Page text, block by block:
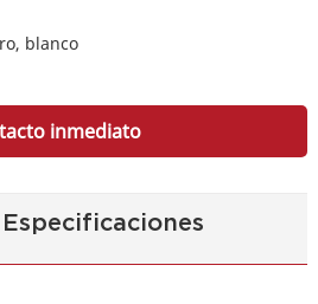
blanco
inmediato
Especificaciones